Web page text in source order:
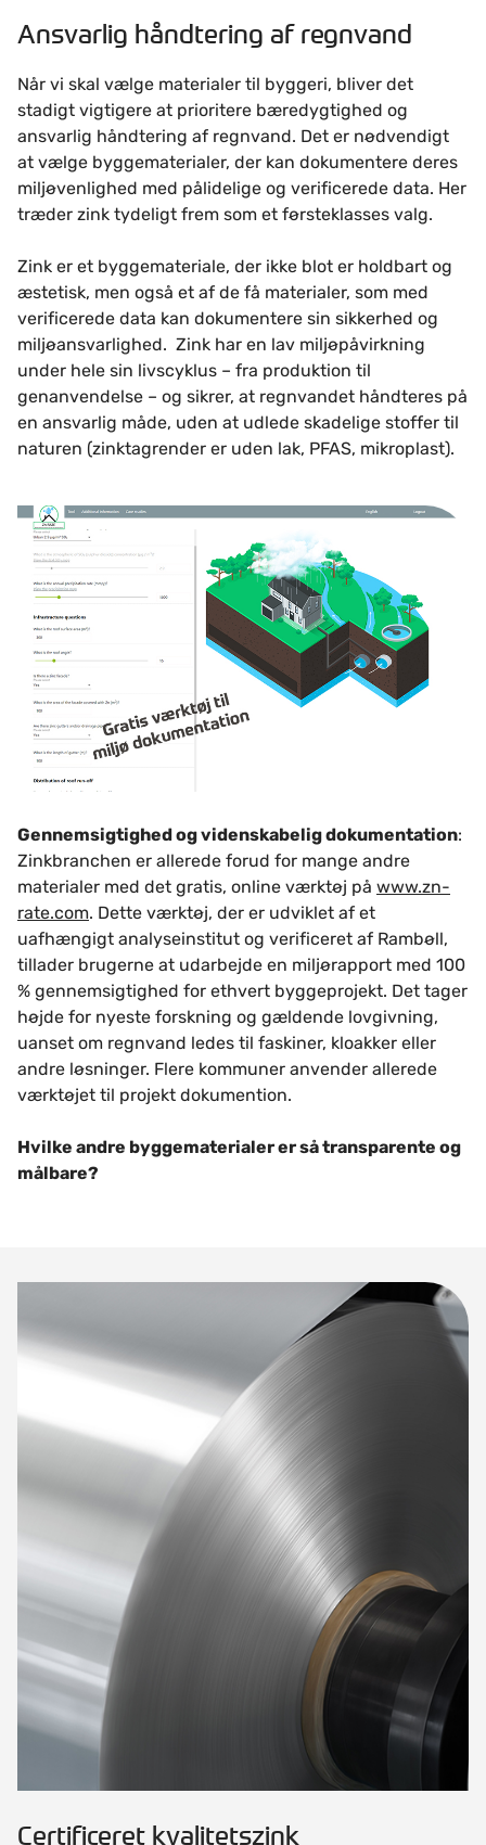
Ansvarlig håndtering af regnvand
Når vi skal vælge materialer til byggeri, bliver det
stadigt vigtigere at prioritere bæredygtighed og
ansvarlig håndtering af regnvand. Det er nødvendigt
at vælge byggematerialer, der kan dokumentere deres
miljøvenlighed med pålidelige og verificerede data. Her
træder zink tydeligt frem som et førsteklasses valg.
Zink er et byggemateriale, der ikke blot er holdbart og
æstetisk, men også et af de få materialer, som med
verificerede data kan dokumentere sin sikkerhed og
miljøansvarlighed. Zink har en lav miljøpåvirkning
under hele sin livscyklus – fra produktion til
genanvendelse – og sikrer, at regnvandet håndteres på
en ansvarlig måde, uden at udlede skadelige stoffer til
naturen (zinktagrender er uden lak, PFAS, mikroplast).
Gennemsigtighed og videnskabelig dokumentation:
Zinkbranchen er allerede forud for mange andre
materialer med det gratis, online værktøj på www.zn-
rate.com. Dette værktøj, der er udviklet af et
uafhængigt analyseinstitut og verificeret af Rambøll,
tillader brugerne at udarbejde en miljørapport med 100
% gennemsigtighed for ethvert byggeprojekt. Det tager
højde for nyeste forskning og gældende lovgivning,
uanset om regnvand ledes til faskiner, kloakker eller
andre løsninger. Flere kommuner anvender allerede
værktøjet til projekt dokumention.
Hvilke andre byggematerialer er så transparente og
målbare?
Certificeret kvalitetszink